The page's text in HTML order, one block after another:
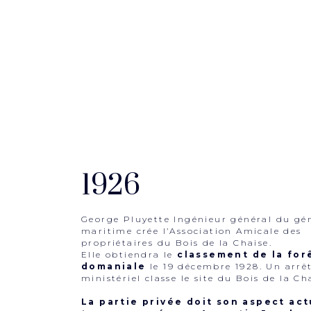
1926
George Pluyette Ingénieur général du
maritime crée l’Association Amicale des
propriétaires du Bois de la Chaise.
Elle obtiendra le classement de la
domaniale
le 19 décembre 1928. Un
ministériel classe le site du Bois de la
La partie privée doit son aspect